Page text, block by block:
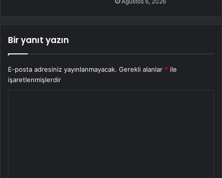
Bir yanıt yazın
E-posta adresiniz yayınlanmayacak. Gerekli alanlar * ile
işaretlenmişlerdir